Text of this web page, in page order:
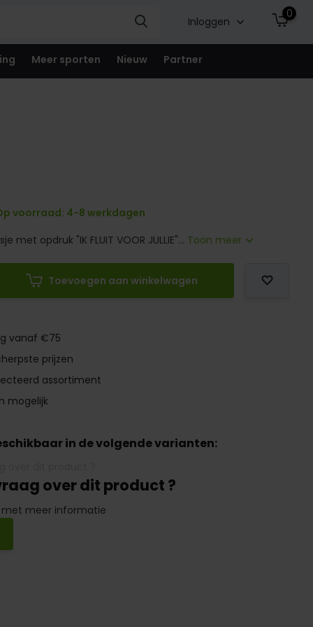
Inloggen
0
Meer sporten Nieuw Partner
voorraad: 4-8 werkdagen
met opdruk "IK FLUIT VOOR JULLIE"... Toon meer
Toevoegen aan winkelwagen
vanaf €75
prijzen
assortiment
mogelijk
in de volgende varianten:
over dit product ?
met meer informatie